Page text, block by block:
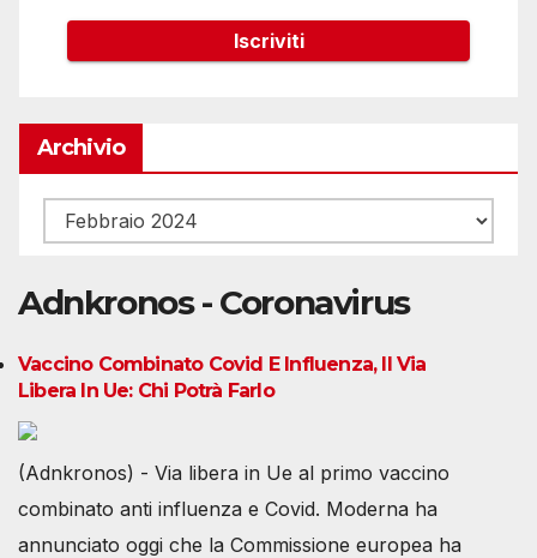
Archivio
Archivio
Adnkronos - Coronavirus
Vaccino Combinato Covid E Influenza, Il Via
Libera In Ue: Chi Potrà Farlo
(Adnkronos) - Via libera in Ue al primo vaccino
combinato anti influenza e Covid. Moderna ha
annunciato oggi che la Commissione europea ha